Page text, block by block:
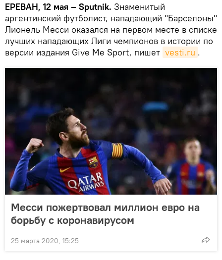
ЕРЕВАН, 12 мая – Sputnik. Знаменитый
аргентинский футболист, нападающий "Барселоны"
Лионель Месси оказался на первом месте в списке
лучших нападающих Лиги чемпионов в истории по
версии издания Give Me Sport, пишет vesti.ru .
Месси пожертвовал миллион евро на
борьбу с коронавирусом
25 марта 2020, 15:25